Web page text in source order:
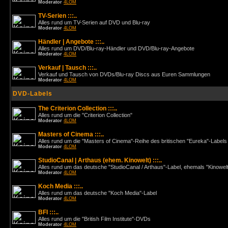
Moderator 4LOM
TV-Serien :::..
Alles rund um TV-Serien auf DVD und Blu-ray
Moderator 4LOM
Händler | Angebote :::..
Alles rund um DVD/Blu-ray-Händler und DVD/Blu-ray-Angebote
Moderator 4LOM
Verkauf | Tausch :::..
Verkauf und Tausch von DVDs/Blu-ray Discs aus Euren Sammlungen
Moderator 4LOM
DVD-Labels
The Criterion Collection :::..
Alles rund um die "Criterion Collection"
Moderator 4LOM
Masters of Cinema :::..
Alles rund um die "Masters of Cinema"-Reihe des britischen "Eureka"-Labels
Moderator 4LOM
StudioCanal | Arthaus (ehem. Kinowelt) :::..
Alles rund um das deutsche "StudioCanal / Arthaus"-Label, ehemals
Moderator 4LOM
Koch Media :::..
Alles rund um das deutsche "Koch Media"-Label
Moderator 4LOM
BFI :::..
Alles rund um die "British Film Institute"-DVDs
Moderator 4LOM